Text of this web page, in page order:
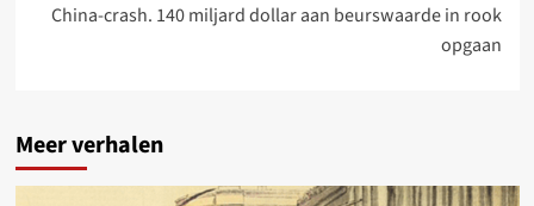
China-crash. 140 miljard dollar aan beurswaarde in rook
opgaan
Meer verhalen